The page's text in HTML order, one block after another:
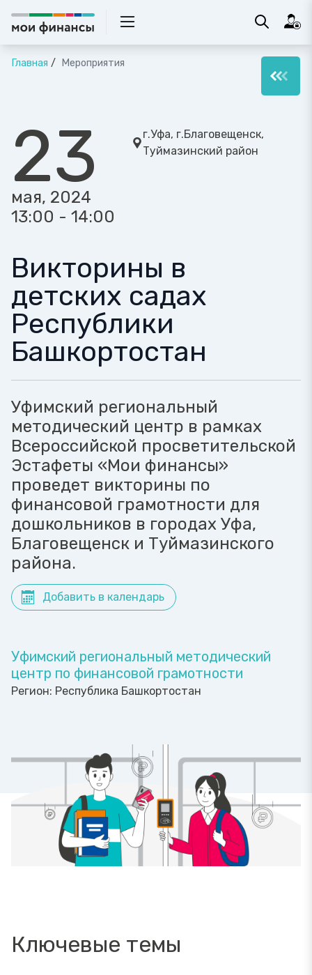
Главная Мероприятия
23
мая, 2024
13:00 - 14:00
г.Уфа, г.Благовещенск,
Туймазинский район
Викторины в
детских садах
Республики
Башкортостан
Уфимский региональный
методический центр в рамках
Всероссийской просветительской
Эстафеты «Мои финансы»
проведет викторины по
финансовой грамотности для
дошкольников в городах Уфа,
Благовещенск и Туймазинского
района.
Добавить в календарь
Уфимский региональный методический
центр по финансовой грамотности
Регион: Республика Башкортостан
Ключевые темы